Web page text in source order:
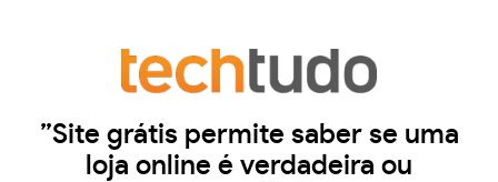
”Site grátis permite saber se uma
loja online é verdadeira ou